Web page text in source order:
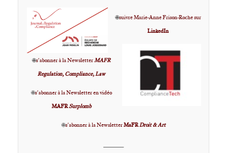
🌐suivre Marie-Anne Frison-Roche sur
LinkedIn
🌐s'abonner à la Newsletter MAFR
Regulation, Compliance, Law
🌐s'abonner à la Newsletter en vidéo
MAFRSurplomb
🌐s'abonner à la NewsletterMaFRDroit & Art